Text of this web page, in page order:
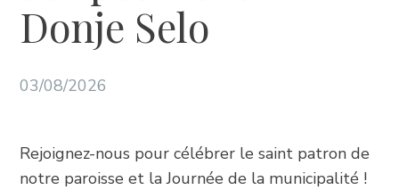
Trg Alojzija Stepinca 10, 21322 Brela
+385 21 618 455
info@brela.hr
Call us
Donje Selo
03/08/2026
Rejoignez-nous pour célébrer le saint patron de
notre paroisse et la Journée de la municipalité !